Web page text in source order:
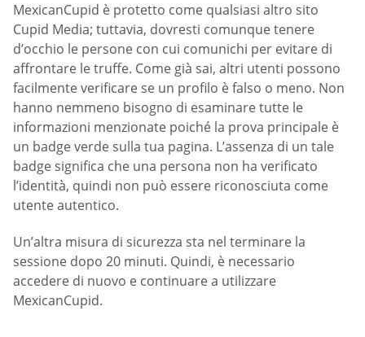
MexicanCupid è protetto come qualsiasi altro sito
Cupid Media; tuttavia, dovresti comunque tenere
d’occhio le persone con cui comunichi per evitare di
affrontare le truffe. Come già sai, altri utenti possono
facilmente verificare se un profilo è falso o meno. Non
hanno nemmeno bisogno di esaminare tutte le
informazioni menzionate poiché la prova principale è
un badge verde sulla tua pagina. L’assenza di un tale
badge significa che una persona non ha verificato
l’identità, quindi non può essere riconosciuta come
utente autentico.
Un’altra misura di sicurezza sta nel terminare la
sessione dopo 20 minuti. Quindi, è necessario
accedere di nuovo e continuare a utilizzare
MexicanCupid.